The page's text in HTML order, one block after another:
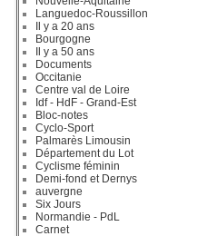
Languedoc-Roussillon
Il y a 20 ans
Bourgogne
Il y a 50 ans
Documents
Occitanie
Centre val de Loire
Idf - HdF - Grand-Est
Bloc-notes
Cyclo-Sport
Palmarès Limousin
Département du Lot
Cyclisme féminin
Demi-fond et Dernys
auvergne
Six Jours
Normandie - PdL
Carnet